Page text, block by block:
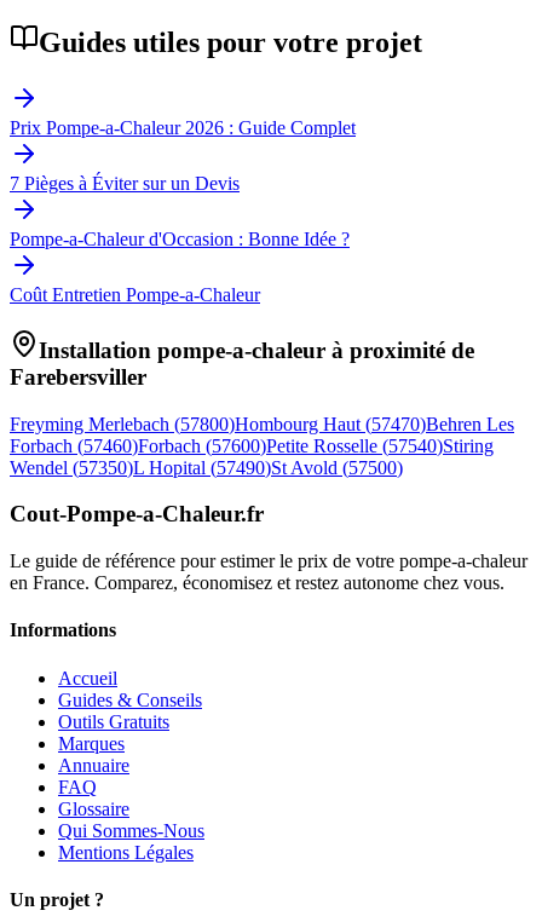
Guides utiles pour votre projet
Prix Pompe-a-Chaleur 2026 : Guide Complet
7 Pièges à Éviter sur un Devis
Pompe-a-Chaleur d'Occasion : Bonne Idée ?
Coût Entretien Pompe-a-Chaleur
Installation pompe-a-chaleur à proximité de
Farebersviller
Freyming Merlebach (57800)Hombourg Haut (57470)Behren Les
Forbach (57460)Forbach (57600)Petite Rosselle (57540)Stiring
Wendel (57350)L Hopital (57490)St Avold (57500)
Cout-Pompe-a-Chaleur.fr
Le guide de référence pour estimer le prix de votre pompe-a-chaleur
en France. Comparez, économisez et restez autonome chez vous.
Informations
Accueil
Guides & Conseils
Outils Gratuits
Marques
Annuaire
FAQ
Glossaire
Qui Sommes-Nous
Mentions Légales
Un projet ?